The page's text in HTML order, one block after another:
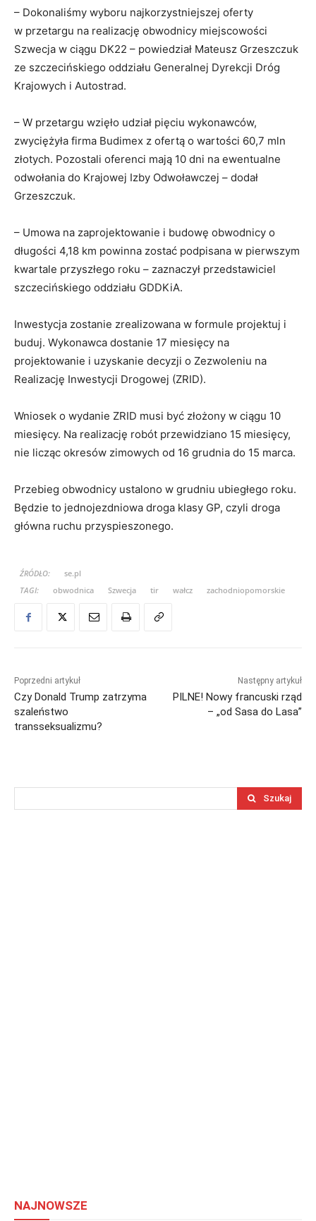
– Dokonaliśmy wyboru najkorzystniejszej oferty
w przetargu na realizację obwodnicy miejscowości
Szwecja w ciągu DK22 – powiedział Mateusz Grzeszczuk
ze szczecińskiego oddziału Generalnej Dyrekcji Dróg
Krajowych i Autostrad.
– W przetargu wzięło udział pięciu wykonawców,
zwyciężyła firma Budimex z ofertą o wartości 60,7 mln
złotych. Pozostali oferenci mają 10 dni na ewentualne
odwołania do Krajowej Izby Odwoławczej – dodał
Grzeszczuk.
– Umowa na zaprojektowanie i budowę obwodnicy o
długości 4,18 km powinna zostać podpisana w pierwszym
kwartale przyszłego roku – zaznaczył przedstawiciel
szczecińskiego oddziału GDDKiA.
Inwestycja zostanie zrealizowana w formule projektuj i
buduj. Wykonawca dostanie 17 miesięcy na
projektowanie i uzyskanie decyzji o Zezwoleniu na
Realizację Inwestycji Drogowej (ZRID).
Wniosek o wydanie ZRID musi być złożony w ciągu 10
miesięcy. Na realizację robót przewidziano 15 miesięcy,
nie licząc okresów zimowych od 16 grudnia do 15 marca.
Przebieg obwodnicy ustalono w grudniu ubiegłego roku.
Będzie to jednojezdniowa droga klasy GP, czyli droga
główna ruchu przyspieszonego.
ŹRÓDŁO:
se.pl
TAGI:
obwodnica Szwecja tir wałcz zachodniopomorskie
Poprzedni artykuł
Czy Donald Trump zatrzyma
szaleństwo
transseksualizmu?
Następny artykuł
PILNE! Nowy francuski rząd
– „od Sasa do Lasa”
Szukaj
NAJNOWSZE